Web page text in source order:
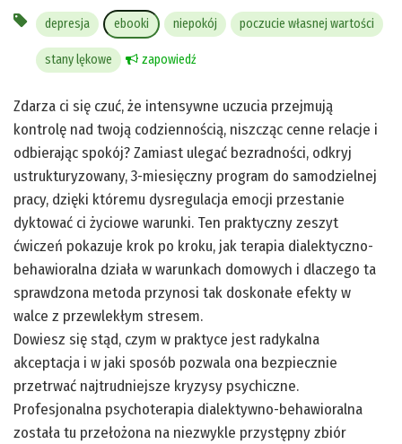
depresja ebooki niepokój poczucie własnej wartości
stany lękowe zapowiedź
Zdarza ci się czuć, że intensywne uczucia przejmują
kontrolę nad twoją codziennością, niszcząc cenne relacje i
odbierając spokój? Zamiast ulegać bezradności, odkryj
ustrukturyzowany, 3-miesięczny program do samodzielnej
pracy, dzięki któremu dysregulacja emocji przestanie
dyktować ci życiowe warunki. Ten praktyczny zeszyt
ćwiczeń pokazuje krok po kroku, jak terapia dialektyczno-
behawioralna działa w warunkach domowych i dlaczego ta
sprawdzona metoda przynosi tak doskonałe efekty w
walce z przewlekłym stresem.
Dowiesz się stąd, czym w praktyce jest radykalna
akceptacja i w jaki sposób pozwala ona bezpiecznie
przetrwać najtrudniejsze kryzysy psychiczne.
Profesjonalna psychoterapia dialektywno-behawioralna
została tu przełożona na niezwykle przystępny zbiór